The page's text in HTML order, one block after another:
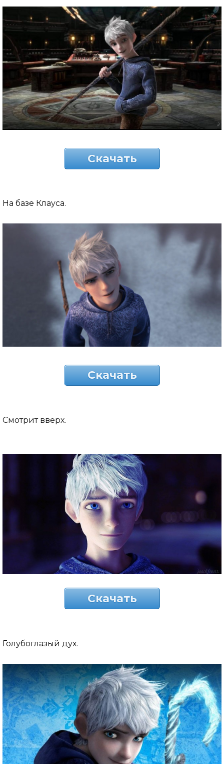
Скачать
На базе Клауса.
Скачать
Смотрит вверх.
Скачать
Голубоглазый дух.